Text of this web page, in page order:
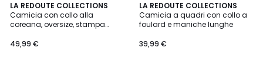
LA REDOUTE COLLECTIONS
Camicia con collo alla
coreana, oversize, stampa
49,99 €
LA REDOUTE COLLECTIONS
Camicia a quadri con collo a
foulard e maniche lunghe
39,99 €